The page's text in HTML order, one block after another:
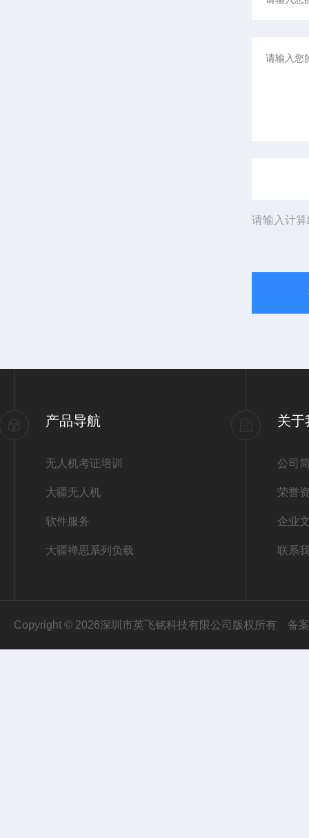
请输入计
产品导航
无人机考证培训
大疆无人机
软件服务
大疆禅思系列负载
关于
公司
荣誉
企业
联系
Copyright © 2026深圳市英飞铭科技有限公司版权所有 备